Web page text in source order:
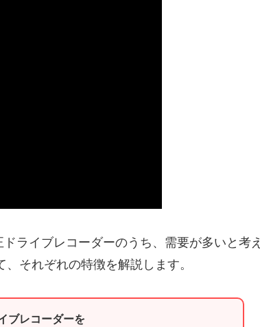
ライブレコーダーのうち、需要が多いと考え
それぞれの特徴を解説します。
ブレコーダーを